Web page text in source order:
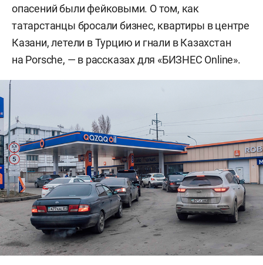
опасений были фейковыми. О том, как
татарстанцы бросали бизнес, квартиры в центре
Казани, летели в Турцию и гнали в Казахстан
на Porsche, — в рассказах для «БИЗНЕС Online».